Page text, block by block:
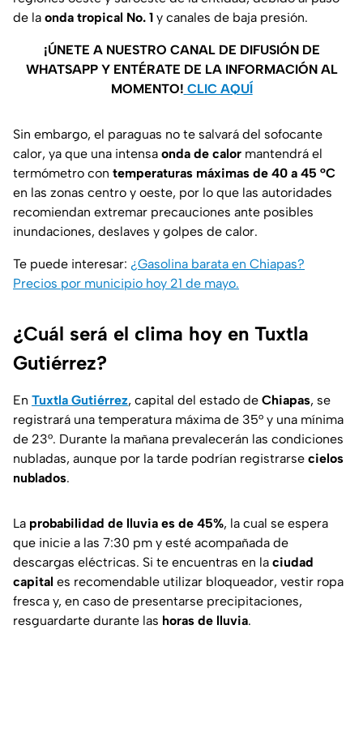
de la onda tropical No. 1 y canales de baja presión.
¡ÚNETE A NUESTRO CANAL DE DIFUSIÓN DE
WHATSAPP Y ENTÉRATE DE LA INFORMACIÓN AL
MOMENTO! CLIC AQUÍ
Sin embargo, el paraguas no te salvará del sofocante
calor, ya que una intensa onda de calor mantendrá el
termómetro con temperaturas máximas de 40 a 45 °C
en las zonas centro y oeste, por lo que las autoridades
recomiendan extremar precauciones ante posibles
inundaciones, deslaves y golpes de calor.
Te puede interesar: ¿Gasolina barata en Chiapas?
Precios por municipio hoy 21 de mayo.
¿Cuál será el clima hoy en Tuxtla
Gutiérrez?
En Tuxtla Gutiérrez, capital del estado de Chiapas, se
registrará una temperatura máxima de 35° y una mínima
de 23°. Durante la mañana prevalecerán las condiciones
nubladas, aunque por la tarde podrían registrarse cielos
nublados.
La probabilidad de lluvia es de 45%, la cual se espera
que inicie a las 7:30 pm y esté acompañada de
descargas eléctricas. Si te encuentras en la ciudad
capital es recomendable utilizar bloqueador, vestir ropa
fresca y, en caso de presentarse precipitaciones,
resguardarte durante las horas de lluvia.